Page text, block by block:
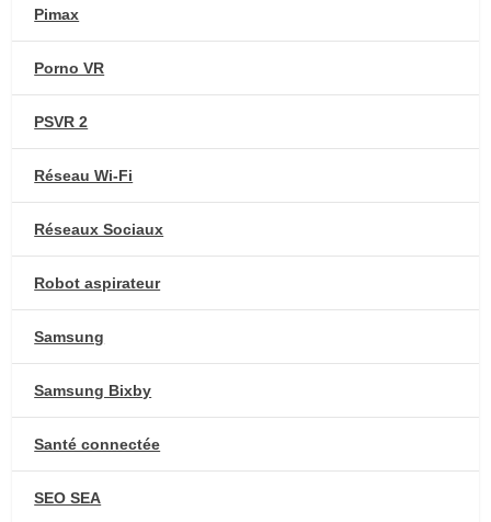
Pimax
Porno VR
PSVR 2
Réseau Wi-Fi
Réseaux Sociaux
Robot aspirateur
Samsung
Samsung Bixby
Santé connectée
SEO SEA